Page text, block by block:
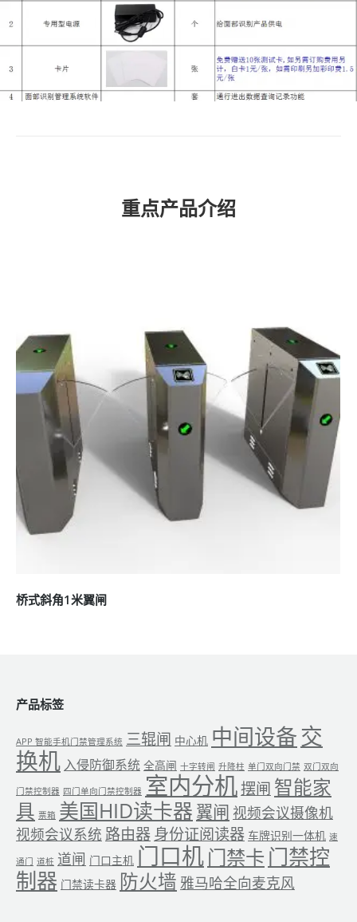
重点产品介绍
桥式斜角1米翼闸
产品标签
APP 智能手机门禁管理系统 三辊闸 中心机 中间设备交
换机 入侵防御系统 全高闸 十字转闸 升降柱 单门双向门禁 双门双向
门禁控制器 四门单向门禁控制器 室内分机摆闸 智能家
具 票箱 美国HID读卡器 翼闸 视频会议摄像机
视频会议系统 路由器 身份证阅读器 车牌识别一体机 速
通门 道桩 道闸 门口主机 门口机门禁卡 门禁控
制器 门禁读卡器 防火墙 雅马哈全向麦克风